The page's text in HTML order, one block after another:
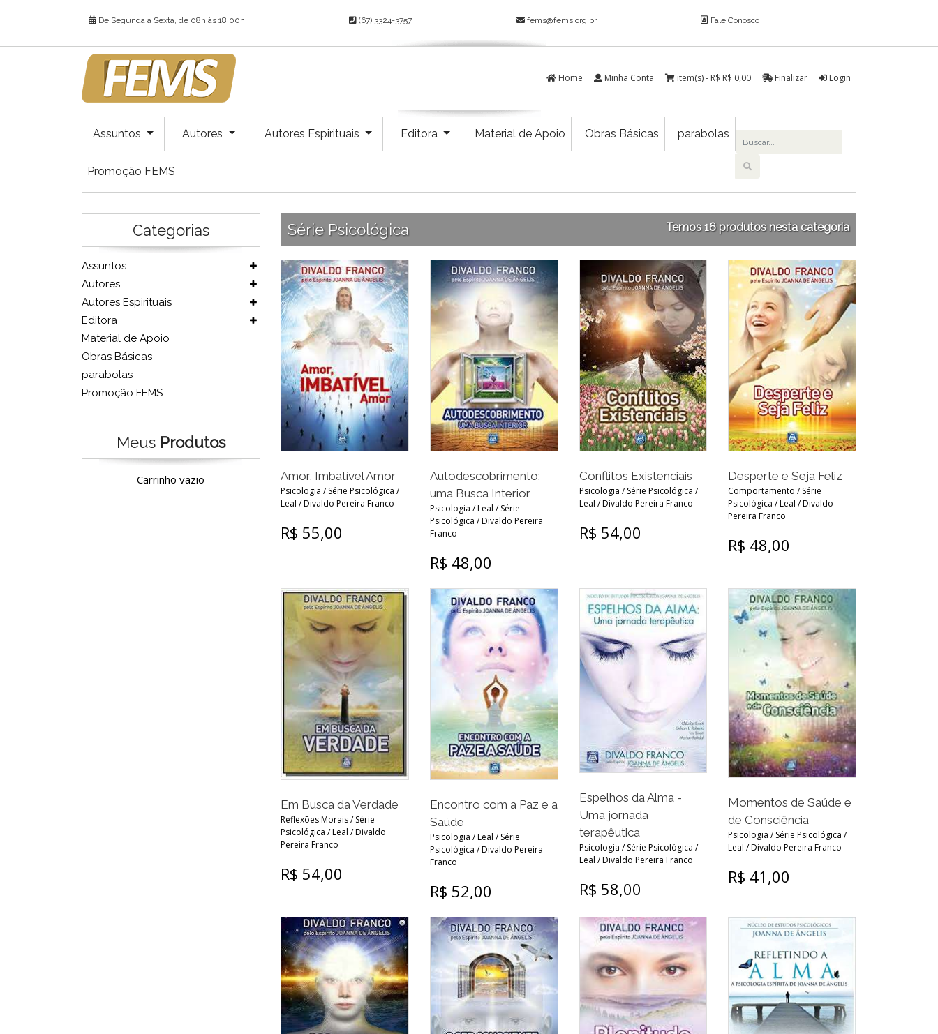
De Segunda a Sexta, de 08h às 18:00h (67) 3324-3757 fems@fems.org.br Fale Conosco
Home Minha Conta item(s) - R$ R$ 0,00 Finalizar Login
Assuntos Autores Autores Espirituais Editora Material de Apoio Obras Básicas parabolas
Promoção FEMS
Categorias
Assuntos
Autores
Autores Espirituais
Editora
Material de Apoio
Obras Básicas
parabolas
Promoção FEMS
Meus Produtos
Carrinho vazio
Série Psicológica Temos 16 produtos nesta categoria
Amor, Imbatível Amor
Psicologia / Série Psicológica /
Leal / Divaldo Pereira Franco
R$ 55,00
Autodescobrimento:
uma Busca Interior
Psicologia / Leal / Série
Psicológica / Divaldo Pereira
Franco
R$ 48,00
Conflitos Existenciais
Psicologia / Série Psicológica /
Leal / Divaldo Pereira Franco
R$ 54,00
Desperte e Seja Feliz
Comportamento / Série
Psicológica / Leal / Divaldo
Pereira Franco
R$ 48,00
Em Busca da Verdade
Reflexões Morais / Série
Psicológica / Leal / Divaldo
Pereira Franco
R$ 54,00
Encontro com a Paz e a
Saúde
Psicologia / Leal / Série
Psicológica / Divaldo Pereira
Franco
R$ 52,00
Espelhos da Alma -
Uma jornada
terapêutica
Psicologia / Série Psicológica /
Leal / Divaldo Pereira Franco
R$ 58,00
Momentos de Saúde e
de Consciência
Psicologia / Série Psicológica /
Leal / Divaldo Pereira Franco
R$ 41,00